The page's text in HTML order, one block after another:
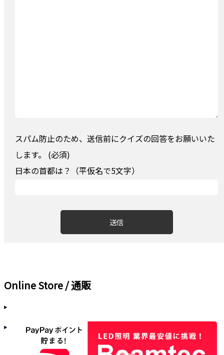
スパム防止のため、送信前にクイズの回答をお願いいた
します。 (必須)
日本の首都は？（平仮名で5文字）
Online Store / 通販